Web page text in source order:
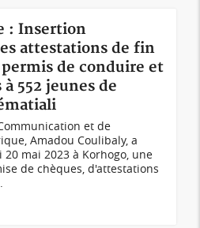
: Insertion
attestations de fin
de conduire et
552 jeunes de
et de
Amadou Coulibaly, a
mai 2023 à Korhogo, une
de chèques, d'attestations